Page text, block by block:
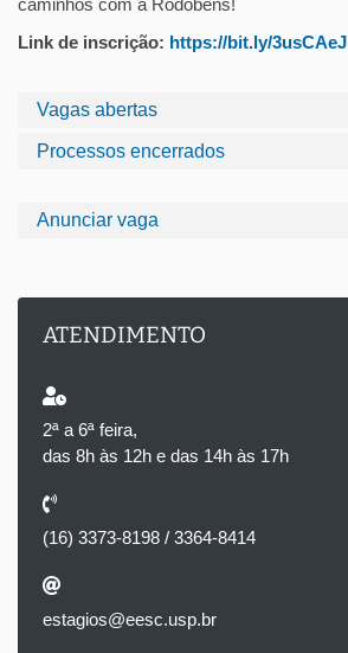
Vagas abertas
Processos encerrados
Anunciar vaga
ATENDIMENTO
2ª a 6ª feira,
das 8h às 12h e das 14h às 17h
(16) 3373-8198 / 3364-8414
estagios@eesc.usp.br
caminhos com a Rodobens!
Link de inscrição: https://bit.ly/3usCAeJ